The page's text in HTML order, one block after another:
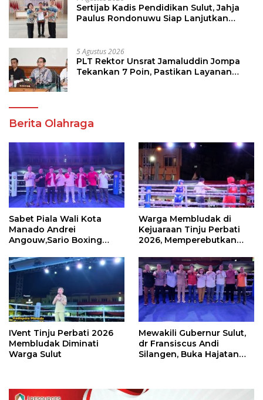
Sertijab Kadis Pendidikan Sulut, Jahja
Paulus Rondonuwu Siap Lanjutkan
5 Agustus 2026
PLT Rektor Unsrat Jamaluddin Jompa
Tekankan 7 Poin, Pastikan Layanan
Berita Olahraga
Sabet Piala Wali Kota
Manado Andrei
Angouw,Sario Boxing
Perbati 2026
Warga Membludak di
Kejuaraan Tinju Perbati
2026, Memperebutkan
IVent Tinju Perbati 2026
Membludak Diminati
Warga Sulut
Mewakili Gubernur Sulut,
dr Fransiscus Andi
Silangen, Buka Hajatan